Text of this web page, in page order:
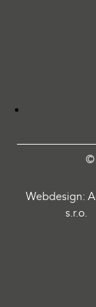
©
Webdesign:
s.r.o.